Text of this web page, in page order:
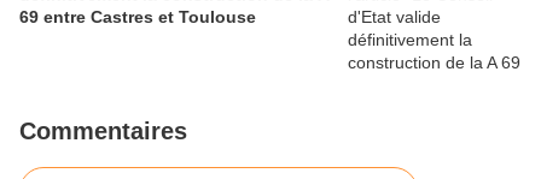
69 entre Castres et Toulouse
Commentaires